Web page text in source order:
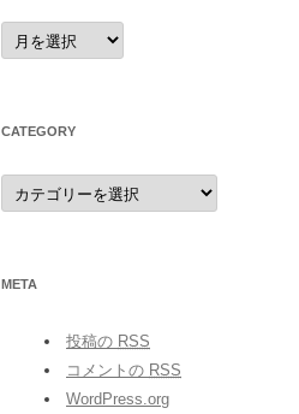
archives
CATEGORY
category
META
投稿の RSS
コメントの RSS
WordPress.org